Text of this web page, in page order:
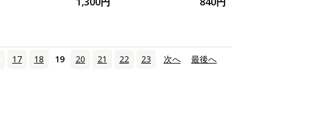
17 18 19 20 21 22 23 次へ 最後へ